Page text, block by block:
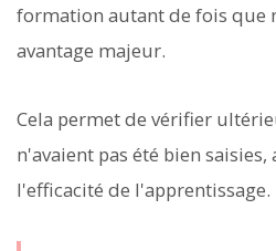
formation autant de fois que
avantage majeur.
Cela permet de vérifier
n'avaient pas été bien
l'efficacité de l'apprentissage.